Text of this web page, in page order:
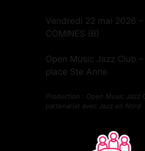
Vendredi 22 mai 2026
COMINES (B)
Open Music Jazz Club –
place Ste Anne
Production : Open Music Jazz
partenariat avec Jazz en Nord